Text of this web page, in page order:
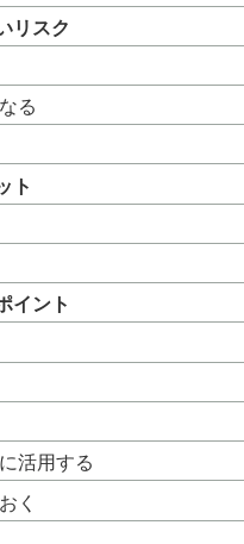
リスク
る
ト
イント
活用する
く